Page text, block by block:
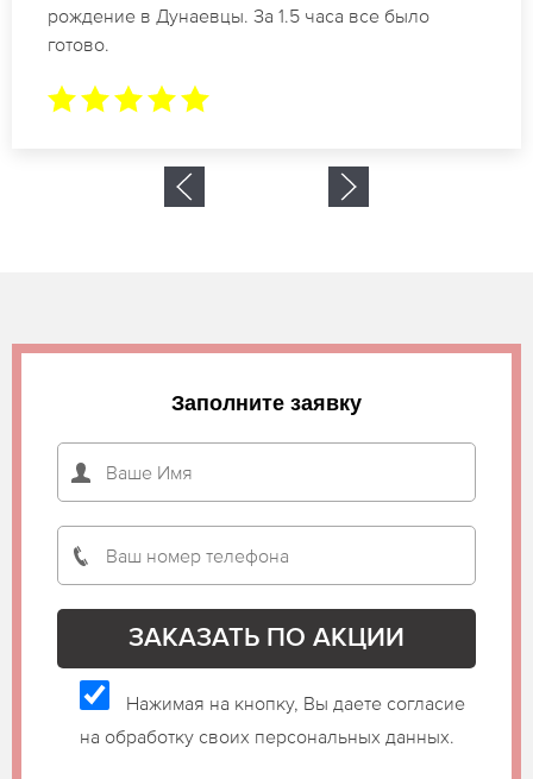
маникюру в Дунаевцы. Замечательный результат.
Буду обращаться еще.
Заполните заявку
Нажимая на кнопку, Вы даете согласие
на обработку своих персональных данных.